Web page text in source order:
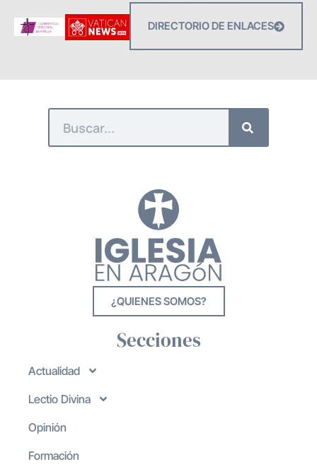
DIRECTORIO DE ENLACES
¿QUIENES SOMOS?
Secciones
Actualidad
Lectio Divina
Opinión
Formación